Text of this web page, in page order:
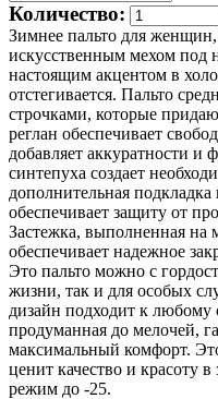
Количество:
Зимнее пальто для
искусственным мехом под
настоящим акцентом в
отстегивается. Пальто
строчками, которые
реглан обеспечивает
добавляет аккуратности
синтепуха создает
дополнительная
обеспечивает защиту от
Застежка, выполненная
обеспечивает надежное
Это пальто можно с
жизни, так и для особых
дизайн подходит к любому
продуманная до мелочей,
максимальный комфорт.
ценит качество и красоту
режим до -25.